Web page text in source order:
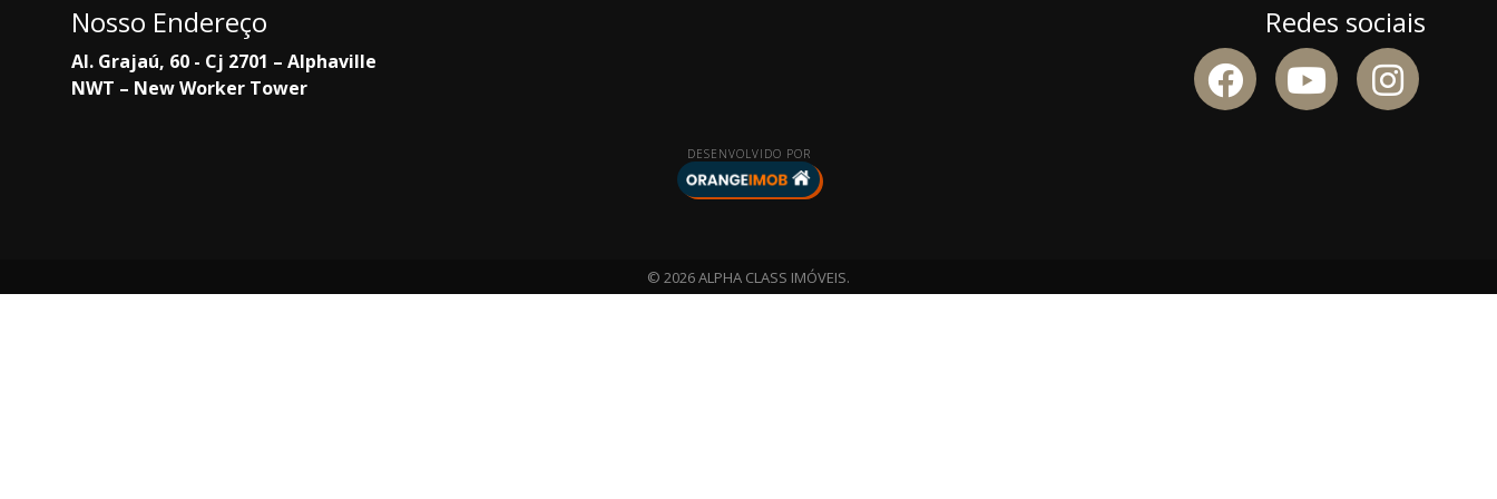
Nosso Endereço
Al. Grajaú, 60 - Cj 2701 – Alphaville
NWT – New Worker Tower
Redes sociais
DESENVOLVIDO POR
© 2026 ALPHA CLASS IMÓVEIS.